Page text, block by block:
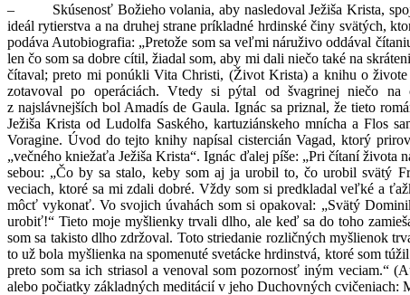
– Skúsenosť Božieho volania, aby nasledoval Ježiša Krista,
ideál rytierstva a na druhej strane príkladné hrdinské činy svätých,
podáva Autobiografia: „Pretože som sa veľmi náruživo oddával
len čo som sa dobre cítil, žiadal som, aby mi dali niečo také na
čítaval; preto mi ponúkli Vita Christi, (Život Krista) a knihu o
zotavoval po operáciách. Vtedy si pýtal od švagrinej niečo
z najslávnejších bol Amadís de Gaula. Ignác sa priznal, že tieto
Ježiša Krista od Ludolfa Saského, kartuziánskeho mnícha a Flos
Voragine. Úvod do tejto knihy napísal cistercián Vagad, ktorý
„večného kniežaťa Ježiša Krista“. Ignác ďalej píše: „Pri čítaní života
sebou: „Čo by sa stalo, keby som aj ja urobil to, čo urobil svätý
veciach, ktoré sa mi zdali dobré. Vždy som si predkladal veľké a
môcť vykonať. Vo svojich úvahách som si opakoval: „Svätý
urobiť!“ Tieto moje myšlienky trvali dlho, ale keď sa do toho
som sa takisto dlho zdržoval. Toto striedanie rozličných myšlienok
to už bola myšlienka na spomenuté svetácke hrdinstvá, ktoré som
preto som sa ich striasol a venoval som pozornosť iným veciam.“
alebo počiatky základných meditácií v jeho Duchovných cvičeniach: